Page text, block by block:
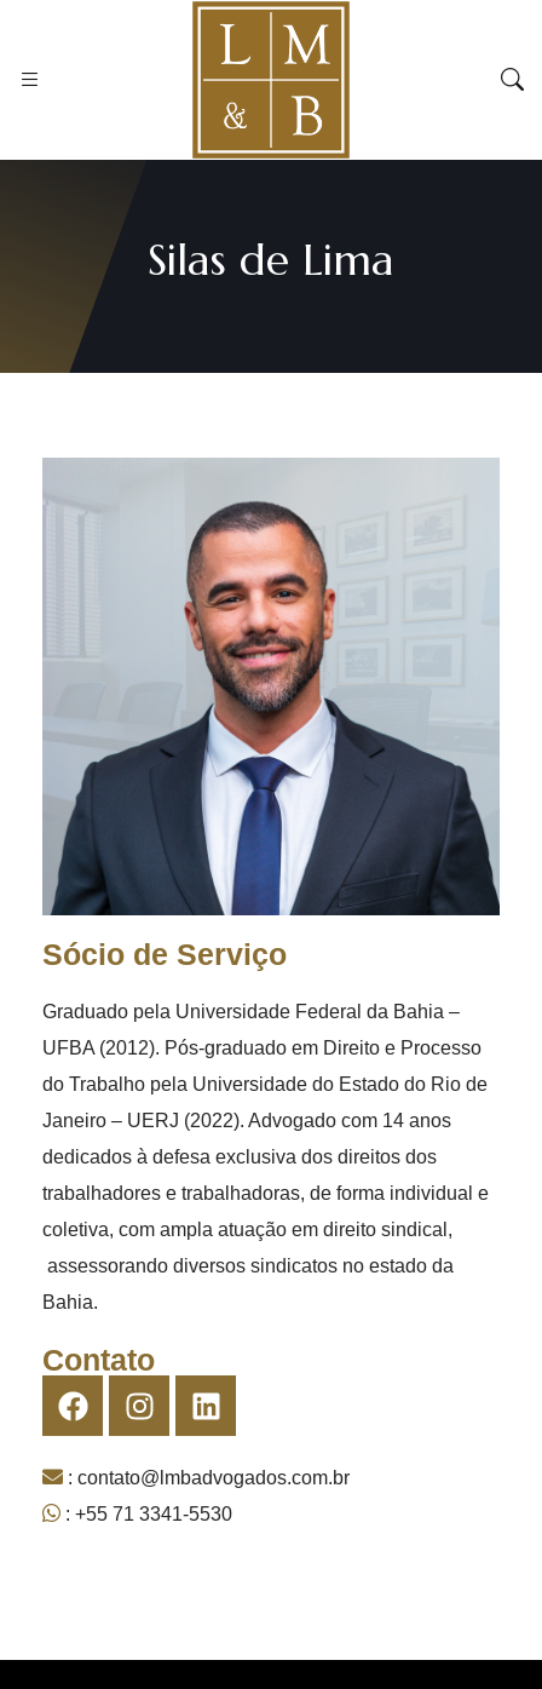
Silas de Lima
Sócio de Serviço
Graduado pela Universidade Federal da Bahia –
UFBA (2012). Pós-graduado em Direito e Processo
do Trabalho pela Universidade do Estado do Rio de
Janeiro – UERJ (2022). Advogado com 14 anos
dedicados à defesa exclusiva dos direitos dos
trabalhadores e trabalhadoras, de forma individual e
coletiva, com ampla atuação em direito sindical,
assessorando diversos sindicatos no estado da
Bahia.
Contato
: contato@lmbadvogados.com.br
: +55 71 3341-5530